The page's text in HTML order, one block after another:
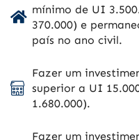
mínimo de UI
370.000) e
país no ano civil.
Fazer um
superior a UI
1.680.000).
Fazer um